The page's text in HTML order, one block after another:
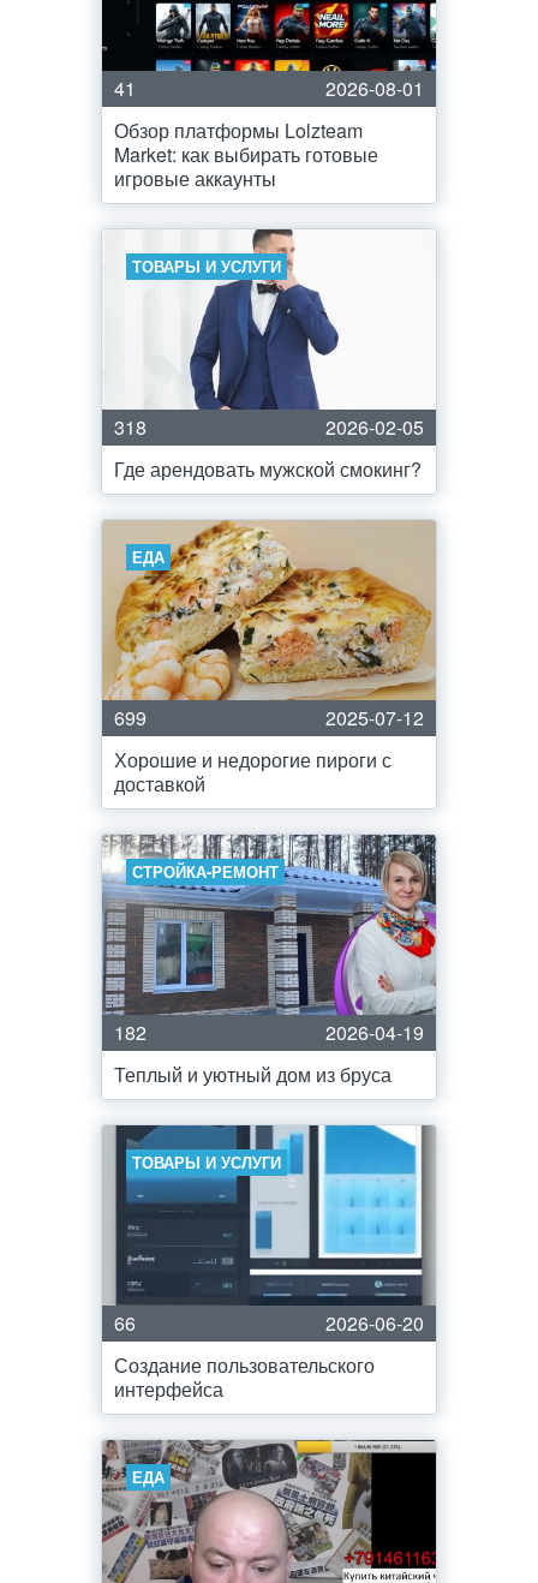
41
2026-08-01
Обзор платформы Lolzteam
Market: как выбирать готовые
игровые аккаунты
ТОВАРЫ И УСЛУГИ
318
2026-02-05
Где арендовать мужской смокинг?
ЕДА
699
2025-07-12
Хорошие и недорогие пироги с
доставкой
СТРОЙКА-РЕМОНТ
182
2026-04-19
Теплый и уютный дом из бруса
ТОВАРЫ И УСЛУГИ
66
2026-06-20
Создание пользовательского
интерфейса
ЕДА